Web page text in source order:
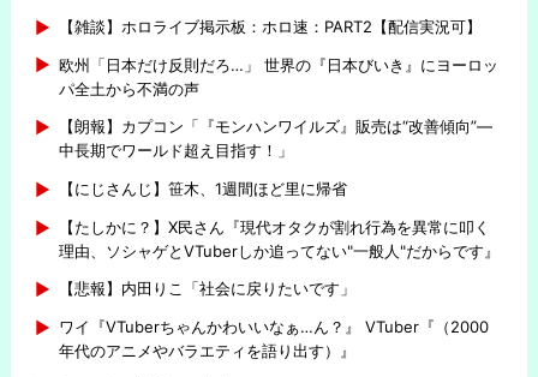
【雑談】ホロライブ掲示板：ホロ速：PART2【配信実況可】
欧州「日本だけ反則だろ…」 世界の『日本びいき』にヨーロッ
パ全土から不満の声
【朗報】カプコン「『モンハンワイルズ』販売は“改善傾向”―
中長期でワールド超え目指す！」
【にじさんじ】笹木、1週間ほど里に帰省
【たしかに？】X民さん『現代オタクが割れ行為を異常に叩く
理由、ソシャゲとVTuberしか追ってない"一般人"だからです』
【悲報】内田りこ「社会に戻りたいです」
ワイ『VTuberちゃんかわいいなぁ…ん？』 VTuber『（2000
年代のアニメやバラエティを語り出す）』